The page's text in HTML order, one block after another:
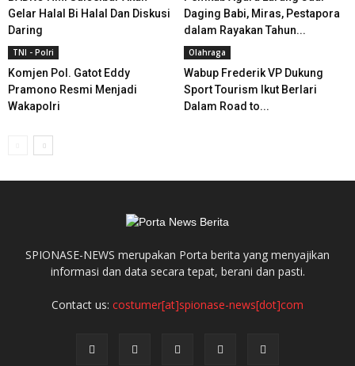
Gelar Halal Bi Halal Dan Diskusi
Daring
Daging Babi, Miras, Pestapora
dalam Rayakan Tahun...
TNI - Polri
Komjen Pol. Gatot Eddy
Pramono Resmi Menjadi
Wakapolri
Olahraga
Wabup Frederik VP Dukung
Sport Tourism Ikut Berlari
Dalam Road to...
SPIONASE-NEWS merupakan Porta berita yang menyajikan
informasi dan data secara tepat, berani dan pasti.
Contact us: costumer[at]spionase-news[dot]com